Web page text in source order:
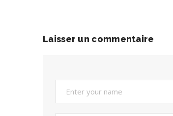
Laisser un commentaire